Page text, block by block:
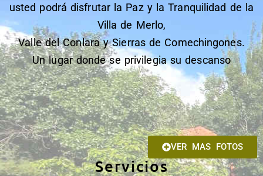
usted podrá disfrutar la Paz y la Tranquilidad de la
Villa de Merlo,
Valle del Conlara y Sierras de Comechingones.
Un lugar donde se privilegia su descanso
VER MAS FOTOS
Servicios